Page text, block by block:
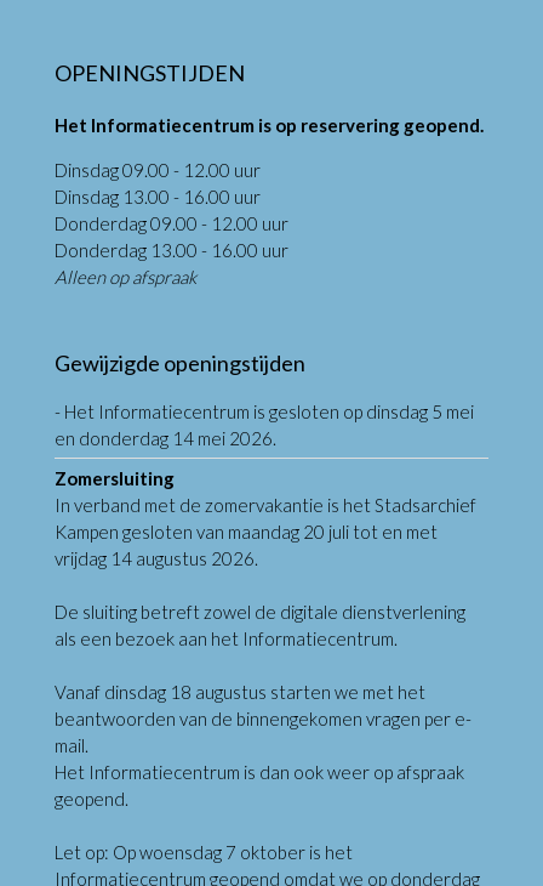
OPENINGSTIJDEN
Het Informatiecentrum is op reservering geopend.
Dinsdag 09.00 - 12.00 uur
Dinsdag 13.00 - 16.00 uur
Donderdag 09.00 - 12.00 uur
Donderdag 13.00 - 16.00 uur
Alleen op afspraak
Gewijzigde openingstijden
- Het Informatiecentrum is gesloten op dinsdag 5 mei
en donderdag 14 mei 2026.
Zomersluiting
In verband met de zomervakantie is het Stadsarchief
Kampen gesloten van maandag 20 juli tot en met
vrijdag 14 augustus 2026.
De sluiting betreft zowel de digitale dienstverlening
als een bezoek aan het Informatiecentrum.
Vanaf dinsdag 18 augustus starten we met het
beantwoorden van de binnengekomen vragen per e-
mail.
Het Informatiecentrum is dan ook weer op afspraak
geopend.
Let op: Op woensdag 7 oktober is het
Informatiecentrum geopend omdat we op donderdag